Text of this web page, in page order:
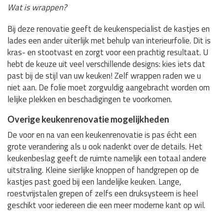
Wat is wrappen?
Bij deze renovatie geeft de keukenspecialist de kastjes en
lades een ander uiterlijk met behulp van interieurfolie. Dit is
kras- en stootvast en zorgt voor een prachtig resultaat. U
hebt de keuze uit veel verschillende designs: kies iets dat
past bij de stijl van uw keuken! Zelf wrappen raden we u
niet aan. De folie moet zorgvuldig aangebracht worden om
lelijke plekken en beschadigingen te voorkomen.
Overige keukenrenovatie mogelijkheden
De voor en na van een keukenrenovatie is pas écht een
grote verandering als u ook nadenkt over de details. Het
keukenbeslag geeft de ruimte namelijk een totaal andere
uitstraling. Kleine sierlijke knoppen of handgrepen op de
kastjes past goed bij een landelijke keuken. Lange,
roestvrijstalen grepen of zelfs een druksysteem is heel
geschikt voor iedereen die een meer moderne kant op wil.